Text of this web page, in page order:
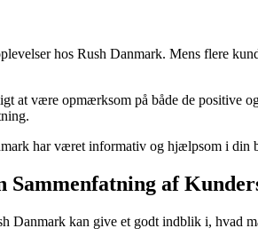
hos Rush Danmark. Mens flere
at være opmærksom på både de positive
har været informativ og hjælpsom i din
Sammenfatning af
Danmark kan give et godt indblik i,